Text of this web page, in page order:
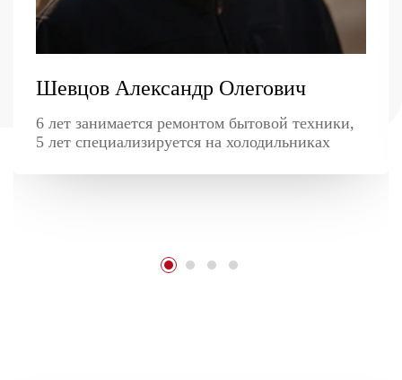
Шевцов Александр Олегович
6 лет занимается ремонтом бытовой техники,
5 лет специализируется на холодильниках